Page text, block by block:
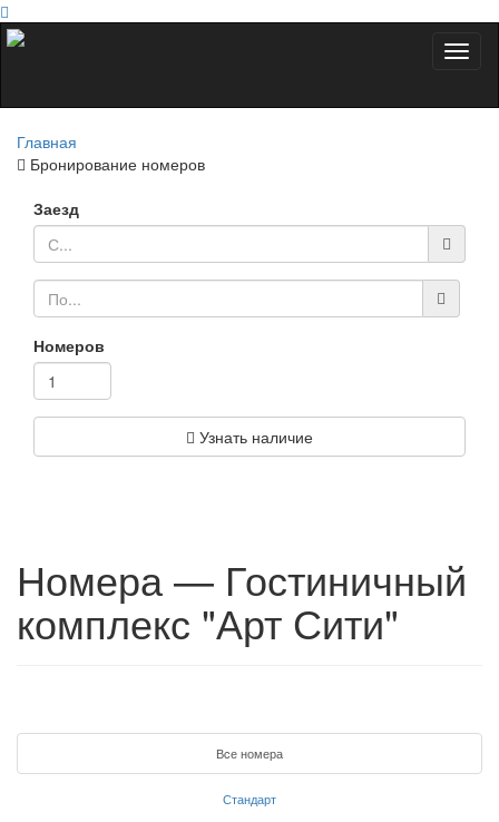
Главная
Бронирование номеров
Заезд
Номеров
Узнать наличие
Номера — Гостиничный
комплекс "Арт Сити"
Вcе номера
Стандарт